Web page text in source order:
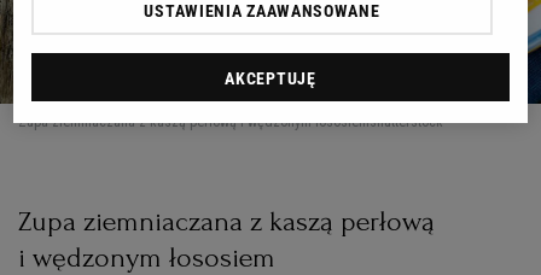
Zupa ziemniaczana z kaszą perłową i wędzonym łososiemshutterstock
Zupa ziemniaczana z kaszą perłową
i wędzonym łososiem
USTAWIENIA ZAAWANSOWANE
AKCEPTUJĘ